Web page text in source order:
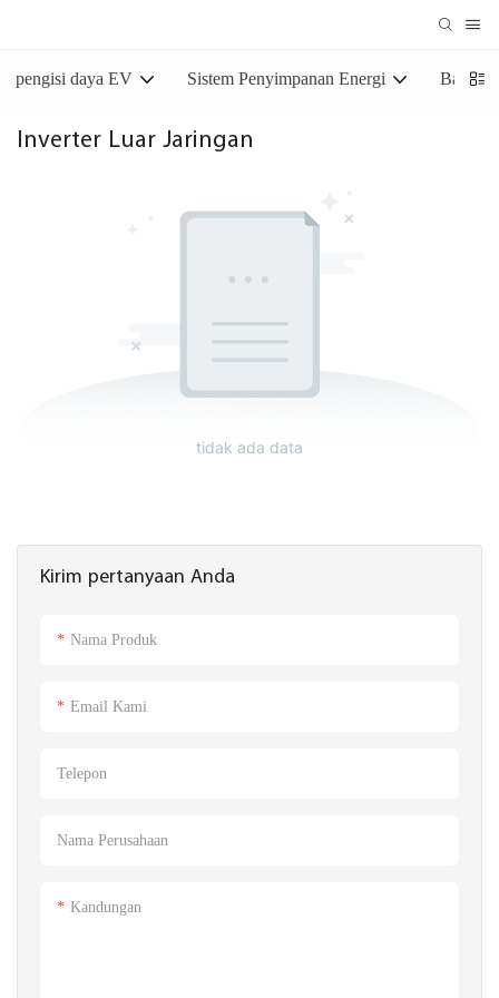
pengisi daya EV Sistem Penyimpanan Energi Baterai
Inverter Luar Jaringan
Kirim pertanyaan Anda
Nama Produk
Email Kami
Telepon
Nama Perusahaan
Kandungan
tidak ada data